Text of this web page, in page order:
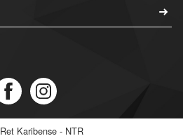
Ret Karibense - NTR